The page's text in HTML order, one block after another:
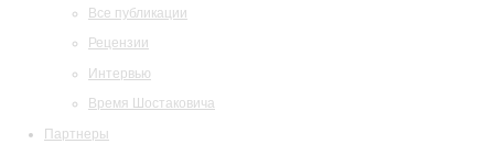
Все публикации
Рецензии
Интервью
Время Шостаковича
Партнеры